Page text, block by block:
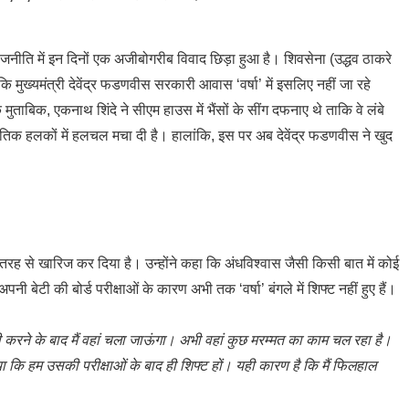
में इन दिनों एक अजीबोगरीब विवाद छिड़ा हुआ है। शिवसेना (उद्धव ठाकरे
मुख्यमंत्री देवेंद्र फडणवीस सरकारी आवास ‘वर्षा’ में इसलिए नहीं जा रहे
मुताबिक, एकनाथ शिंदे ने सीएम हाउस में भैंसों के सींग दफनाए थे ताकि वे लंबे
हलकों में हलचल मचा दी है। हालांकि, इस पर अब देवेंद्र फडणवीस ने खुद
से खारिज कर दिया है। उन्होंने कहा कि अंधविश्वास जैसी किसी बात में कोई
बेटी की बोर्ड परीक्षाओं के कारण अभी तक ‘वर्षा’ बंगले में शिफ्ट नहीं हुए हैं।
करने के बाद मैं वहां चला जाऊंगा। अभी वहां कुछ मरम्मत का काम चल रहा है।
कि हम उसकी परीक्षाओं के बाद ही शिफ्ट हों। यही कारण है कि मैं फिलहाल